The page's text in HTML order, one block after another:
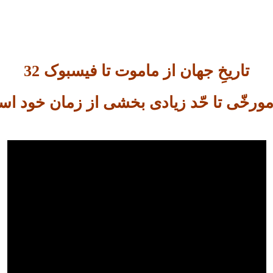
تاریخِ جهان از ماموت تا فیسبوک 32
تا حّد زیادی بخشی از زمان خود